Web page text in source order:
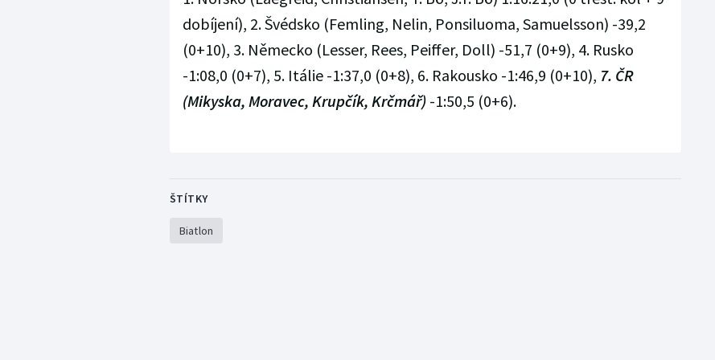
dobíjení), 2. Švédsko (Femling, Nelin, Ponsiluoma, Samuelsson) -39,2
(0+10), 3. Německo (Lesser, Rees, Peiffer, Doll) -51,7 (0+9), 4. Rusko
-1:08,0 (0+7), 5. Itálie -1:37,0 (0+8), 6. Rakousko -1:46,9 (0+10), 7. ČR
(Mikyska, Moravec, Krupčík, Krčmář)-1:50,5 (0+6).
ŠTÍTKY
Biatlon